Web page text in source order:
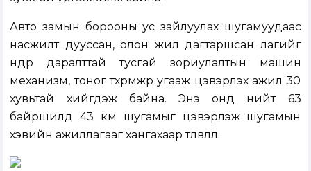
Авто замын борооны ус зайлуулах шугамуудаас
насжилт дууссан, олон жил дагтаршсан лагийг
өндөр даралттай тусгай зориулалтын машин
механизм, тоног төхөөрөмжөөр угааж цэвэрлэх ажил 30
хувьтай хийгдэж байна. Энэ онд нийт 63
байршилд 43 км шугамыг цэвэрлэж шугамын
хэвийн ажиллагааг хангахаар төлөвлөлөө.